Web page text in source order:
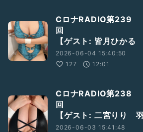
CロナRADIO第239
【ゲスト: 皆月ひかる
2026-06-04 15:40:50
127
12:01
CロナRADIO第238
【ゲスト: 二宮りり 羽
2026-06-03 15:41:48